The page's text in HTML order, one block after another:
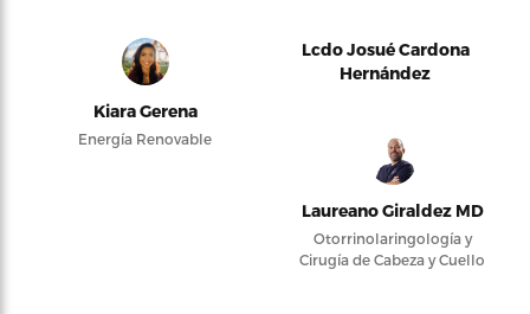
Kiara Gerena
Energía Renovable
Lcdo Josué Cardona
Hernández
Laureano Giraldez MD
Otorrinolaringología y
Cirugía de Cabeza y Cuello